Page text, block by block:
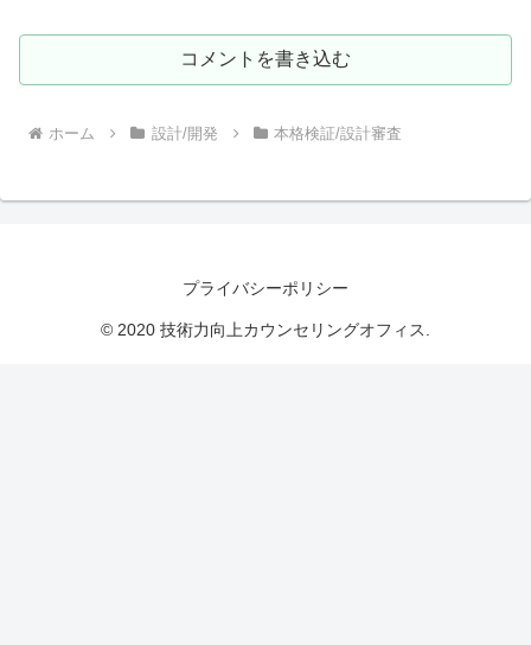
コメントを書き込む
ホーム 設計/開発 本格検証/設計審査
プライバシーポリシー
© 2020 技術力向上カウンセリングオフィス.